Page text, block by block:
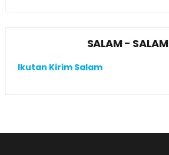
SALAM - SALAM
Ikutan Kirim Salam